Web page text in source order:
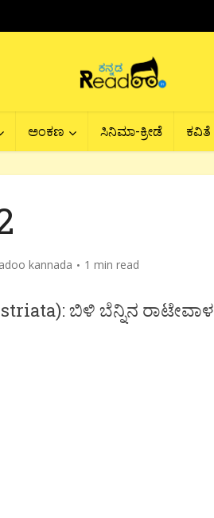
ಅಂಕಣ ಸಿನಿಮಾ-ಕ್ರೀಡೆ ಕವಿತೆ
kannada 1 min read
ಬಿಳಿ ಬೆನ್ನಿನ ರಾಟೇವಾಳ